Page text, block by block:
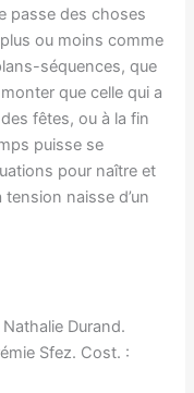
passe des choses
ou moins comme
séquences, que
que celle qui a
fêtes, ou à la fin
puisse se
pour naître et
naisse d’un
Durand.
Sfez. Cost. :